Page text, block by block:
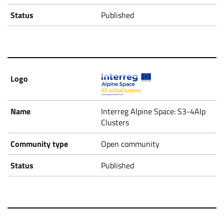
Published
Interreg Alpine Space: S3-4Alp
Clusters
Open community
Published